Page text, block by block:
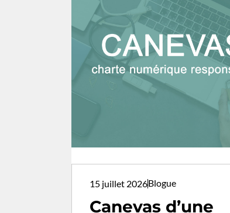
15 juillet 2026Blogue
Canevas d’une